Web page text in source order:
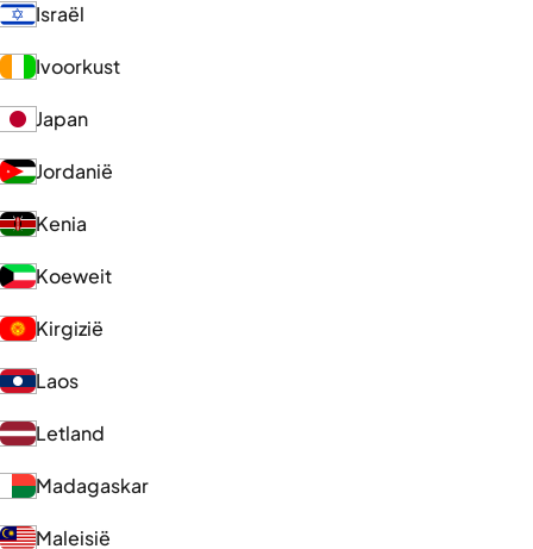
Israël
Ivoorkust
Japan
Jordanië
Kenia
Koeweit
Kirgizië
Laos
Letland
Madagaskar
Maleisië